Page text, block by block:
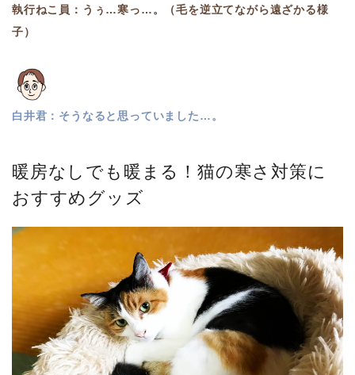
執行ねこ員：うぅ…寒っ…。（毛を逆立てながら遠ざかる様
子）
白井君：そうなると思っていました…。
暖房なしでも暖まる！猫の寒さ対策に
おすすめグッズ